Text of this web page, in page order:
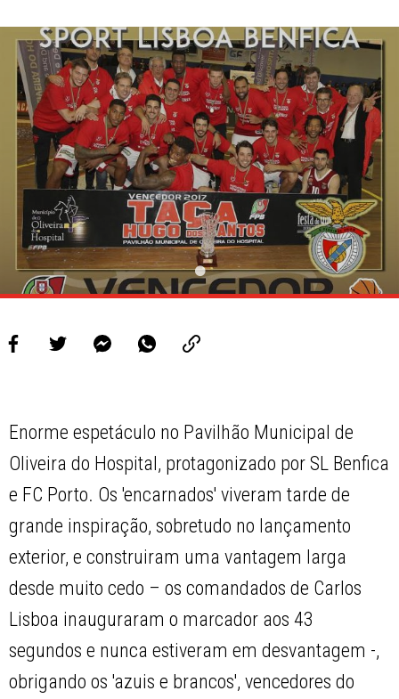
Enorme espetáculo no Pavilhão Municipal de
Oliveira do Hospital, protagonizado por SL Benfica
e FC Porto. Os 'encarnados' viveram tarde de
grande inspiração, sobretudo no lançamento
exterior, e construiram uma vantagem larga
desde muito cedo – os comandados de Carlos
Lisboa inauguraram o marcador aos 43
segundos e nunca estiveram em desvantagem -,
obrigando os 'azuis e brancos', vencedores do